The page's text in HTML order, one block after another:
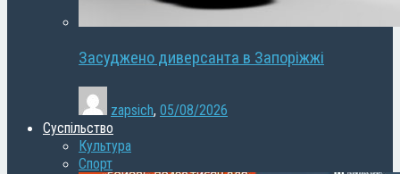
Засуджено диверсанта в Запоріжжі
zapsich, 05/08/2026
Суспільство
Культура
Спорт